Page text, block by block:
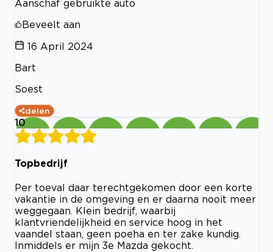
Aanschaf gebruikte auto
Beveelt aan
16 April 2024
Bart
Soest
delen
10
Topbedrijf
Per toeval daar terechtgekomen door een korte
vakantie in de omgeving en er daarna nooit meer
weggegaan. Klein bedrijf, waarbij
klantvriendelijkheid en service hoog in het
vaandel staan, geen poeha en ter zake kundig.
Inmiddels er mijn 3e Mazda gekocht.